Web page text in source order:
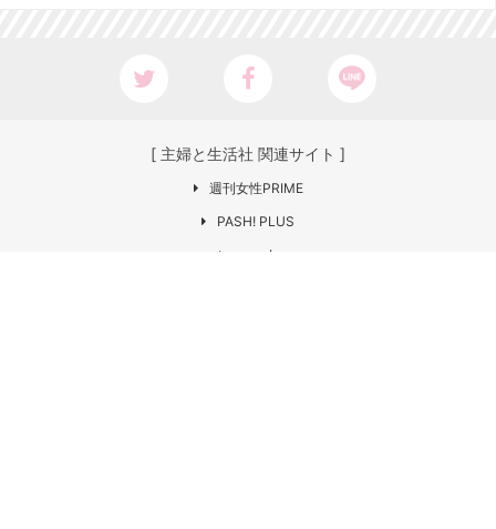
[ 主婦と生活社 関連サイト ]
週刊女性PRIME
PASH! PLUS
ar web